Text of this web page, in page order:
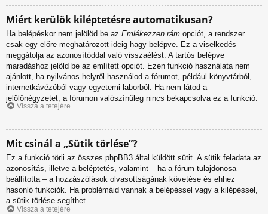
Miért kerülök kiléptetésre automatikusan?
Ha belépéskor nem jelölöd be az Emlékezzen rám opciót, a rendszer
csak egy előre meghatározott ideig hagy belépve. Ez a viselkedés
meggátolja az azonosítóddal való visszaélést. A tartós belépve
maradáshoz jelöld be az említett opciót. Ezen funkció használata nem
ajánlott, ha nyilvános helyről használod a fórumot, például könyvtárból,
internetkávézóból vagy egyetemi laborból. Ha nem látod a
jelölőnégyzetet, a fórumon valószínűleg nincs bekapcsolva ez a funkció.
Vissza a tetejére
Mit csinál a „Sütik törlése”?
Ez a funkció törli az összes phpBB3 által küldött sütit. A sütik feladata az
azonosítás, illetve a beléptetés, valamint – ha a fórum tulajdonosa
beállította – a hozzászólások olvasottságának követése és ehhez
hasonló funkciók. Ha problémáid vannak a belépéssel vagy a kilépéssel,
a sütik törlése segíthet.
Vissza a tetejére